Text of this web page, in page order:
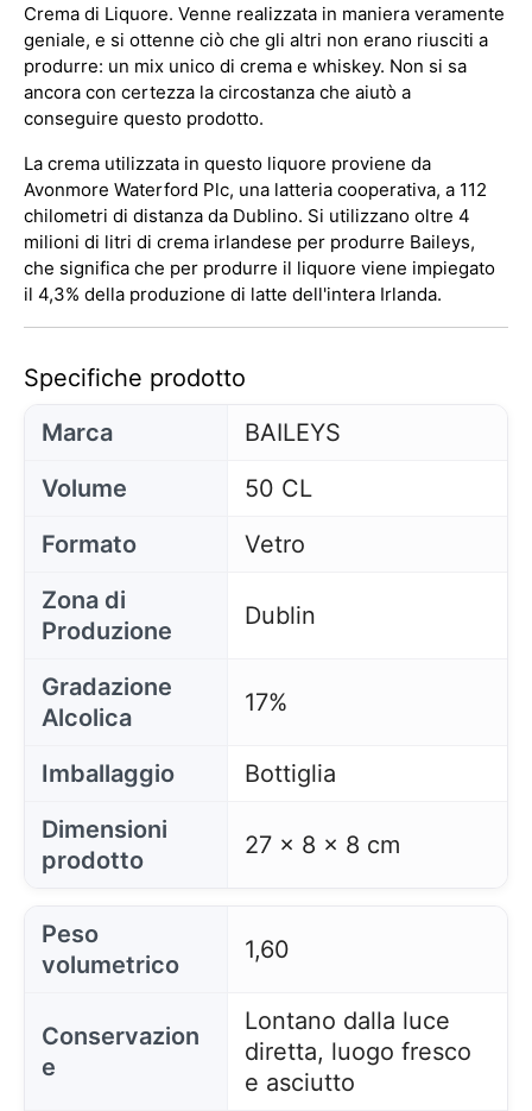
Crema di Liquore. Venne realizzata in maniera veramente
geniale, e si ottenne ciò che gli altri non erano riusciti a
produrre: un mix unico di crema e whiskey. Non si sa
ancora con certezza la circostanza che aiutò a
conseguire questo prodotto.
La crema utilizzata in questo liquore proviene da
Avonmore Waterford Plc, una latteria cooperativa, a 112
chilometri di distanza da Dublino. Si utilizzano oltre 4
milioni di litri di crema irlandese per produrre Baileys,
che significa che per produrre il liquore viene impiegato
il 4,3% della produzione di latte dell'intera Irlanda.
Specifiche prodotto
Marca
BAILEYS
Volume
50 CL
Formato
Vetro
Zona di
Produzione
Dublin
Gradazione
Alcolica
17%
Imballaggio
Bottiglia
Dimensioni
prodotto
27 x 8 x 8 cm
Peso
volumetrico
1,60
Conservazion
e
Lontano dalla luce
diretta, luogo fresco
e asciutto